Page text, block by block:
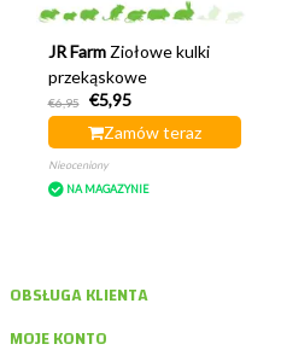
JR Farm Ziołowe kulki
przekąskowe
€6,95
€5,95
Zamów teraz
Nieoceniony
NA MAGAZYNIE
OBSŁUGA KLIENTA
MOJE KONTO